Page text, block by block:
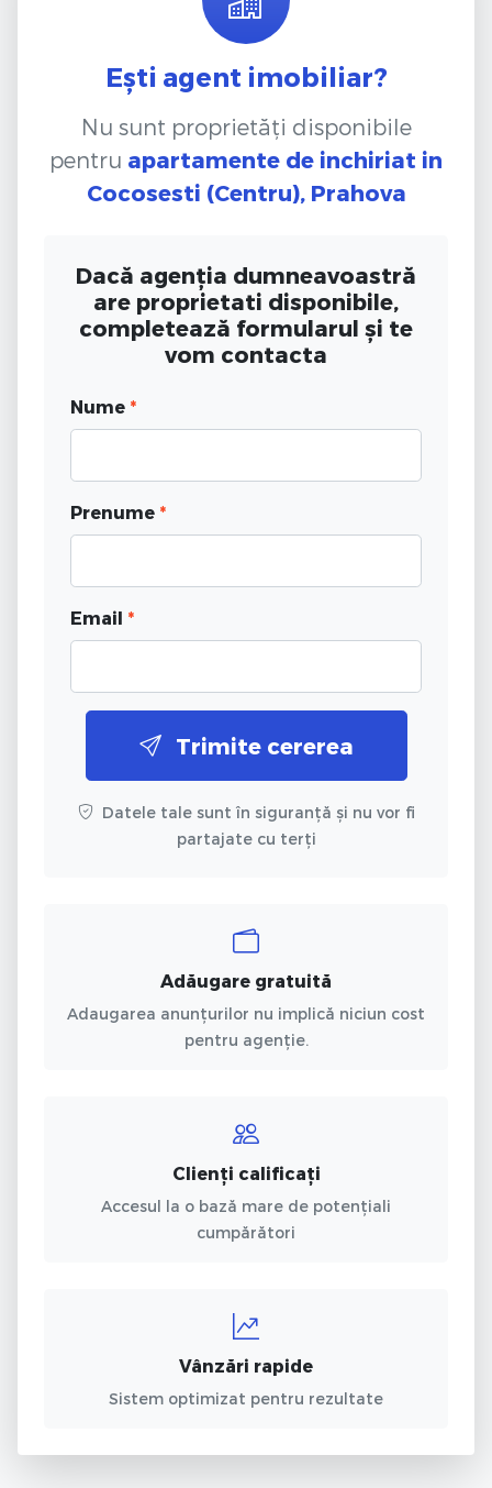
Ești agent imobiliar?
Nu sunt proprietăți disponibile
pentru apartamente de inchiriat in
Cocosesti (Centru), Prahova
Dacă agenția dumneavoastră
are proprietati disponibile,
completează formularul și te
vom contacta
Nume *
Prenume *
Email *
Trimite cererea
Datele tale sunt în siguranță și nu vor fi
partajate cu terți
Adăugare gratuită
Adaugarea anunțurilor nu implică niciun cost
pentru agenție.
Clienți calificați
Accesul la o bază mare de potențiali
cumpărători
Vânzări rapide
Sistem optimizat pentru rezultate